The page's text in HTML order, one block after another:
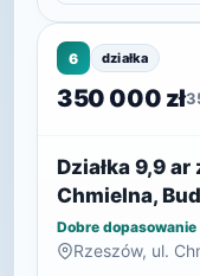
6 działka
350 000 zł
Działka 9,9
Chmielna,
Dobre dopasowanie
Rzeszów, ul.